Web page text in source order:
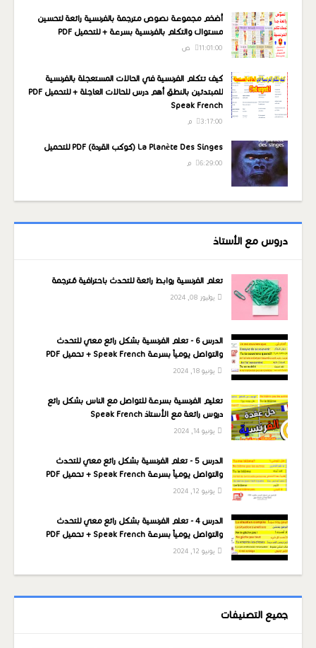
أضخم مجموعة نصوص مترجمة بالفرنسية رائعة لتحسين
مستواك والتكلم بالفرنسية بسرعة + للتحميل PDF
11:01:00 ص
كيف تتكلم الفرنسية في الحالات المستعجلة بالفرنسية
للمبتدئين بالنطق أهم درس للحالات العاجلة + للتحميل PDF
Speak French
3:17:00 م
La Planète Des Singes (كوكب القردة) PDF للتحميل
6:29:00 م
دروس مع الأستاذ
تعلم الفرنسية روابط رائعة للتحدث باحترافية مُترجمة
يوليوز 08, 2024
الدرس 6 - تعلم الفرنسية بشكل رائع معي للتحدث
والتواصل يومياً بسرعة Speak French + تحميل PDF
يونيو 18, 2024
تعليم الفرنسية بسرعة للتواصل مع الناس بشكل رائع
دروس رائعة مع الأستاذ Speak French
يونيو 14, 2024
الدرس 5 - تعلم الفرنسية بشكل رائع معي للتحدث
والتواصل يومياً بسرعة Speak French + تحميل PDF
يونيو 12, 2024
الدرس 4 - تعلم الفرنسية بشكل رائع معي للتحدث
والتواصل يومياً بسرعة Speak French + تحميل PDF
يونيو 12, 2024
جميع التصنيفات